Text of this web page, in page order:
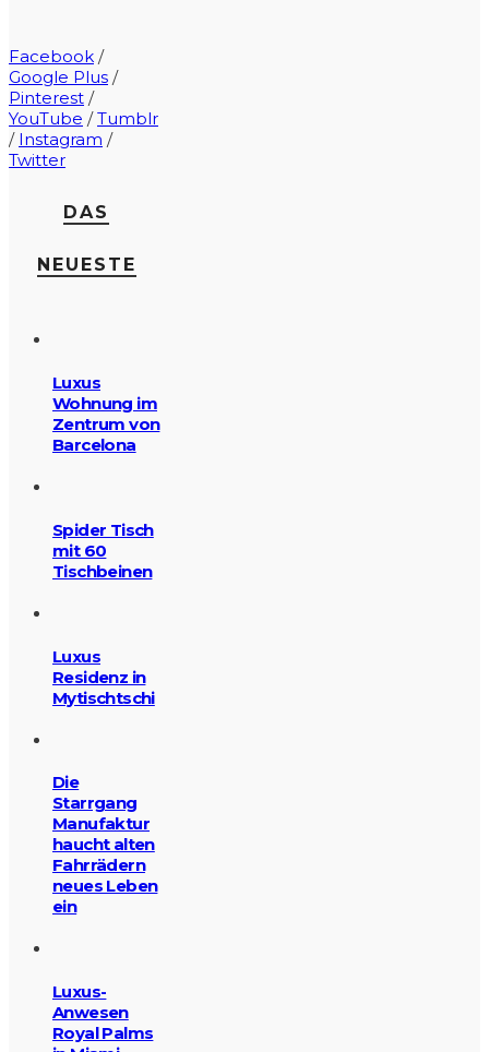
Facebook /
Google Plus /
Pinterest /
YouTube /Tumblr
/ Instagram /
Twitter
DAS
NEUESTE
Luxus
Wohnung im
Zentrum von
Barcelona
Spider Tisch
mit 60
Tischbeinen
Luxus
Residenz in
Mytischtschi
Die
Starrgang
Manufaktur
haucht alten
Fahrrädern
neues Leben
ein
Luxus-
Anwesen
Royal Palms